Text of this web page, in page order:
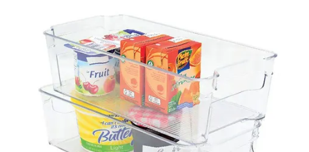
Linge de maison
Meuble
Cuisine et art de la table
Salle de bain et beauté
Zoomer sur l'image